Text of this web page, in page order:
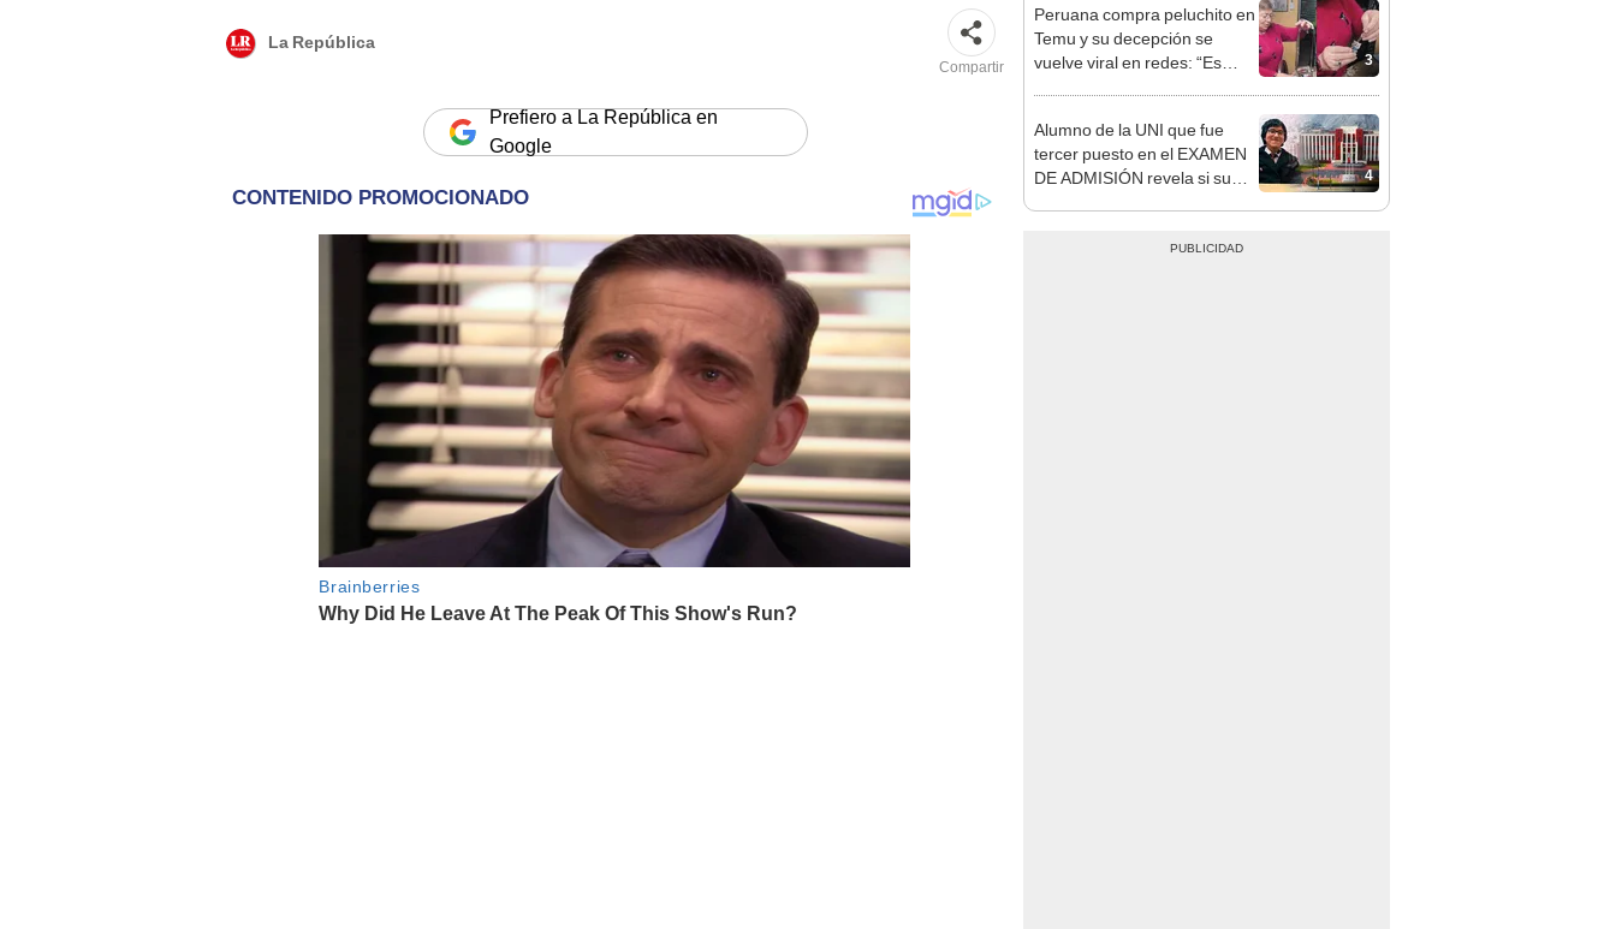
La República
Compartir
Prefiero a La República en
Google
3
Peruana compra peluchito en
Temu y su decepción se
vuelve viral en redes: “Es
4
Alumno de la UNI que fue
tercer puesto en el EXAMEN
DE ADMISIÓN revela si su